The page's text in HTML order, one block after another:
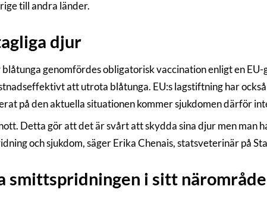
till andra länder.
djur
genomfördes obligatorisk vaccination enligt en
att utrota blåtunga. EU:s lagstiftning har
på den aktuella situationen kommer sjukdomen därför
Detta gör att det är svårt att skydda sina djur men man
och sjukdom, säger Erika Chenais, statsveterinär på
smittspridningen i sitt närområde